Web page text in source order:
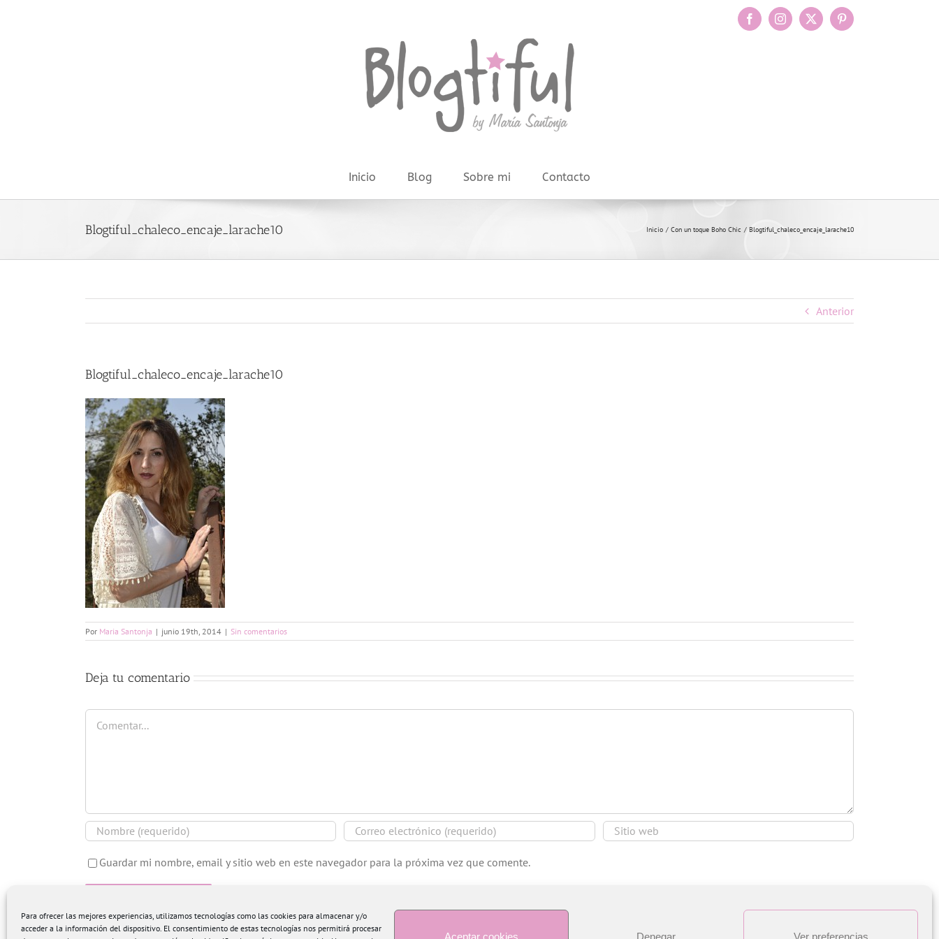
Para ofrecer las mejores experiencias, utilizamos tecnologías como las cookies para almacenar y/o
acceder a la información del dispositivo. El consentimiento de estas tecnologías nos permitirá procesar
Aceptar cookies Denegar Ver preferencias
FacebookInstagram
X Pinterest
Inicio Blog Sobre mi Contacto
Blogtiful_chaleco_encaje_larache10 Inicio Con un toque Boho Chic Blogtiful_chaleco_encaje_larache10
Anterior
Blogtiful_chaleco_encaje_larache10
Por Maria Santonja | junio 19th, 2014 | Sin comentarios
Deja tu comentario
Comentar
Guardar mi nombre, email y sitio web en este navegador para la próxima vez que comente.